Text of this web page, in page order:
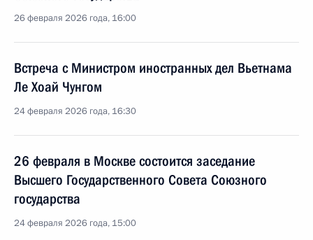
26 февраля 2026 года, 16:00
Встреча с Министром иностранных дел Вьетнама
Ле Хоай Чунгом
24 февраля 2026 года, 16:30
26 февраля в Москве состоится заседание
Высшего Государственного Совета Союзного
государства
24 февраля 2026 года, 15:00